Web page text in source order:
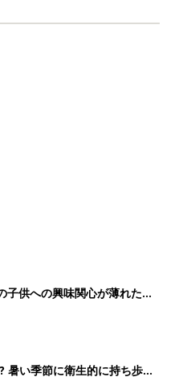
供への興味関心が薄れた気
暑い季節に衛生的に持ち歩